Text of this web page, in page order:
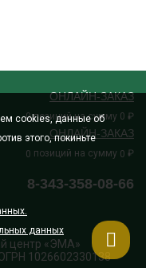
ОНЛАЙН-ЗАКАЗ
0позиций на сумму 0 ₽
ОНЛАЙН-ЗАКАЗ
0 позиций на сумму 0 ₽
8-343-358-08-66
центр «ЭМА»
1026602330138
cookies, данные об
этого, покиньте
данных